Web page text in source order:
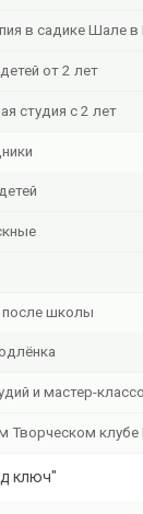
в садике Шале
от 2 лет
студия с 2 лет
после школы
и мастер-
Творческом
ключ"